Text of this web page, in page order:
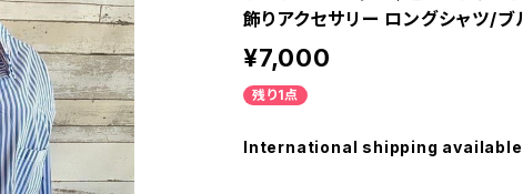
飾りアクセサリー ロングシャツ/ブ
¥7,000
残り1点
International shipping available